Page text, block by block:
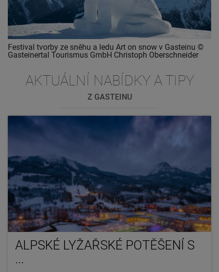
Festival tvorby ze sněhu a ledu Art on snow v Gasteinu ©
Gasteinertal Tourismus GmbH Christoph Oberschneider
AKTUÁLNÍ NABÍDKY A TIPY
Z GASTEINU
ALPSKÉ LYŽAŘSKÉ POTĚŠENÍ S
...